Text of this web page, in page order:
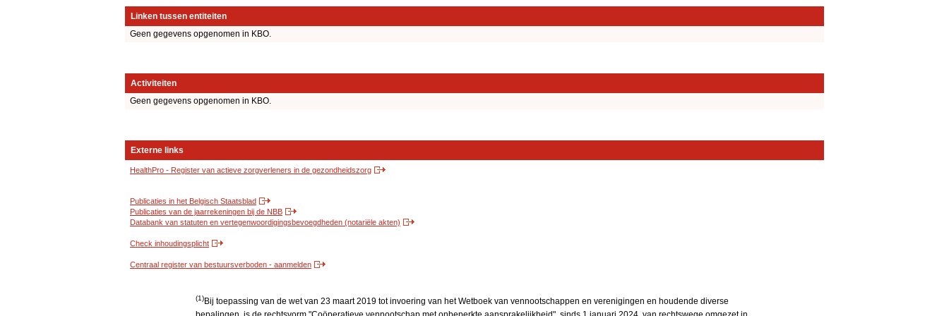
Linken tussen entiteiten
Geen gegevens opgenomen in KBO.
Activiteiten
Geen gegevens opgenomen in KBO.
Externe links
HealthPro - Register van actieve zorgverleners in de gezondheidszorg
Publicaties in het Belgisch Staatsblad
Publicaties van de jaarrekeningen bij de NBB
Databank van statuten en vertegenwoordigingsbevoegdheden (notariële akten)
Check inhoudingsplicht
Centraal register van bestuursverboden - aanmelden
(1)Bij toepassing van de wet van 23 maart 2019 tot invoering van het Wetboek van vennootschappen en verenigingen en houdende diverse